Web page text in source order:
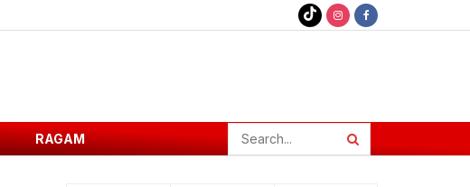
RAGAM